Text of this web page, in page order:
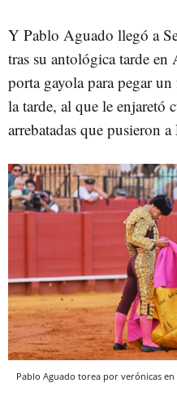
Y Pablo Aguado llegó a
tras su antológica tarde en
porta gayola para pegar
la tarde, al que le enjaretó
arrebatadas que pusieron
Pablo Aguado torea por verónicas en